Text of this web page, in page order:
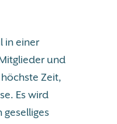
in einer
und
Zeit,
Es wird
geselliges